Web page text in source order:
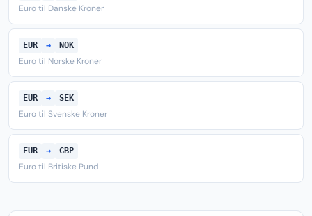
Euro til Danske Kroner
EUR → NOK
Euro til Norske Kroner
EUR → SEK
Euro til Svenske Kroner
EUR → GBP
Euro til Britiske Pund